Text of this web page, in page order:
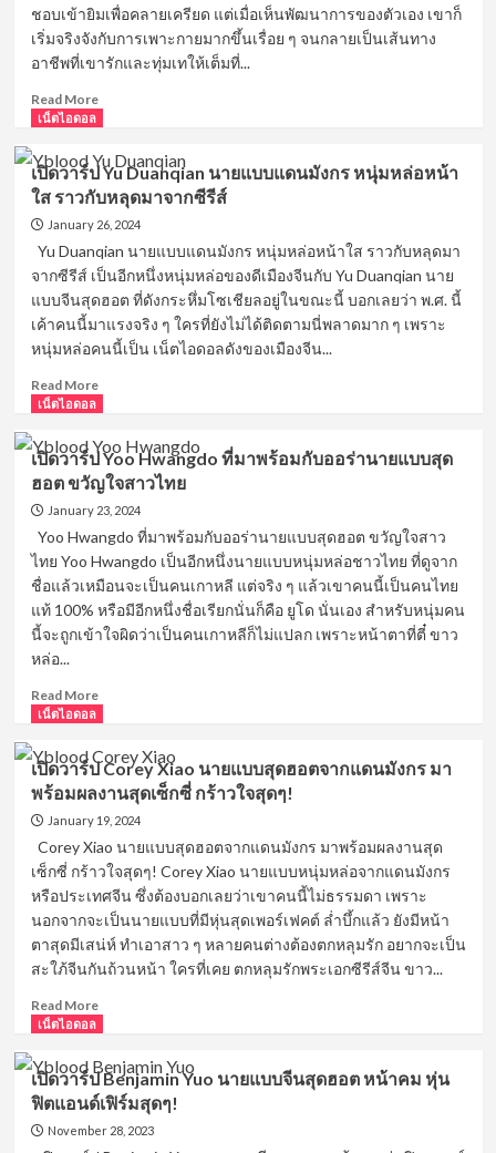
ชอบเข้ายิมเพื่อคลายเครียด แต่เมื่อเห็นพัฒนาการของตัวเอง เขาก็
เริ่มจริงจังกับการเพาะกายมากขึ้นเรื่อย ๆ จนกลายเป็นเส้นทาง
อาชีพที่เขารักและทุ่มเทให้เต็มที่...
Read MoreRead
Hong
Xiaolong
แชมป์
เพาะ
กาย
แห่ง
เอเชีย
นาย
แบบ
หล่อ
กล้าม
โต
เน็ตไอดอล
เปิดวาร์ป Yu Duanqian นายแบบแดนมังกร หนุ่มหล่อหน้า
ใส ราวกับหลุดมาจากซีรีส์
January 26, 2024
Yu Duanqian นายแบบแดนมังกร หนุ่มหล่อหน้าใส ราวกับหลุดมา
จากซีรีส์ เป็นอีกหนึ่งหนุ่มหล่อของดีเมืองจีนกับ Yu Duanqian นาย
แบบจีนสุดฮอต ที่ดังกระหึ่มโซเชียลอยู่ในขณะนี้ บอกเลยว่า พ.ศ. นี้
เค้าคนนี้มาแรงจริง ๆ ใครที่ยังไม่ได้ติดตามนี่พลาดมาก ๆ เพราะ
หนุ่มหล่อคนนี้เป็น เน็ตไอดอลดังของเมืองจีน...
Read MoreRead
เปิด
วาร์
ป
Yu
Duanqian
นาย
แบบ
แดน
มังกร
หนุ่ม
ใส
มา
ซี
รีส์
เน็ตไอดอล
เปิดวาร์ป Yoo Hwangdo ที่มาพร้อมกับออร่านายแบบสุด
ฮอต ขวัญใจสาวไทย
January 23, 2024
Yoo Hwangdo ที่มาพร้อมกับออร่านายแบบสุดฮอต ขวัญใจสาว
ไทย Yoo Hwangdo เป็นอีกหนึ่งนายแบบหนุ่มหล่อชาวไทย ที่ดูจาก
ชื่อแล้วเหมือนจะเป็นคนเกาหลี แต่จริง ๆ แล้วเขาคนนี้เป็นคนไทย
แท้ 100% หรือมีอีกหนึ่งชื่อเรียกนั่นก็คือ ยูโด นั่นเอง สำหรับหนุ่มคน
นี้จะถูกเข้าใจผิดว่าเป็นคนเกาหลีก็ไม่แปลก เพราะหน้าตาที่ตี๋ ขาว
หล่อ...
Read MoreRead
เปิด
วาร์
ป
Yoo
ที่มา
พร้อม
กับ
ออ
ร่า
นาย
สุด
สาว
ไทย
เน็ตไอดอล
เปิดวาร์ป Corey Xiao นายแบบสุดฮอตจากแดนมังกร มา
พร้อมผลงานสุดเซ็กซี่ กร้าวใจสุดๆ!
January 19, 2024
Corey Xiao นายแบบสุดฮอตจากแดนมังกร มาพร้อมผลงานสุด
เซ็กซี่ กร้าวใจสุดๆ! Corey Xiao นายแบบหนุ่มหล่อจากแดนมังกร
หรือประเทศจีน ซึ่งต้องบอกเลยว่าเขาคนนี้ไม่ธรรมดา เพราะ
นอกจากจะเป็นนายแบบที่มีหุ่นสุดเพอร์เฟคต์ ล่ำบึ้กแล้ว ยังมีหน้า
ตาสุดมีเสน่ห์ ทำเอาสาว ๆ หลายคนต่างต้องตกหลุมรัก อยากจะเป็น
สะใภ้จีนกันถ้วนหน้า ใครที่เคย ตกหลุมรักพระเอกซีรีส์จีน ขาว...
Read MoreRead
เปิด
วาร์
ป
Corey
Xiao
เน็ตไอดอล
เปิดวาร์ป Benjamin Yuo นายแบบจีนสุดฮอต หน้าคม หุ่น
ฟิตแอนด์เฟิร์มสุดๆ!
November 28, 2023